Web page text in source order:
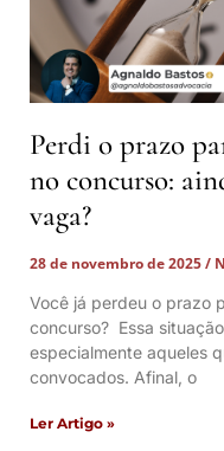
Perdi o prazo
no concurso:
vaga?
28 de novembro de 2025
Você já perdeu o prazo
concurso? Essa
especialmente aqueles
convocados. Afinal, o
Ler Artigo »